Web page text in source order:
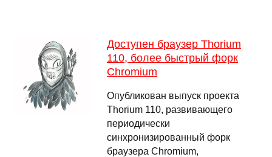
Доступен браузер Thorium
110, более быстрый форк
Chromium
Опубликован выпуск проекта
Thorium 110, развивающего
периодически
синхронизированный форк
браузера Chromium,